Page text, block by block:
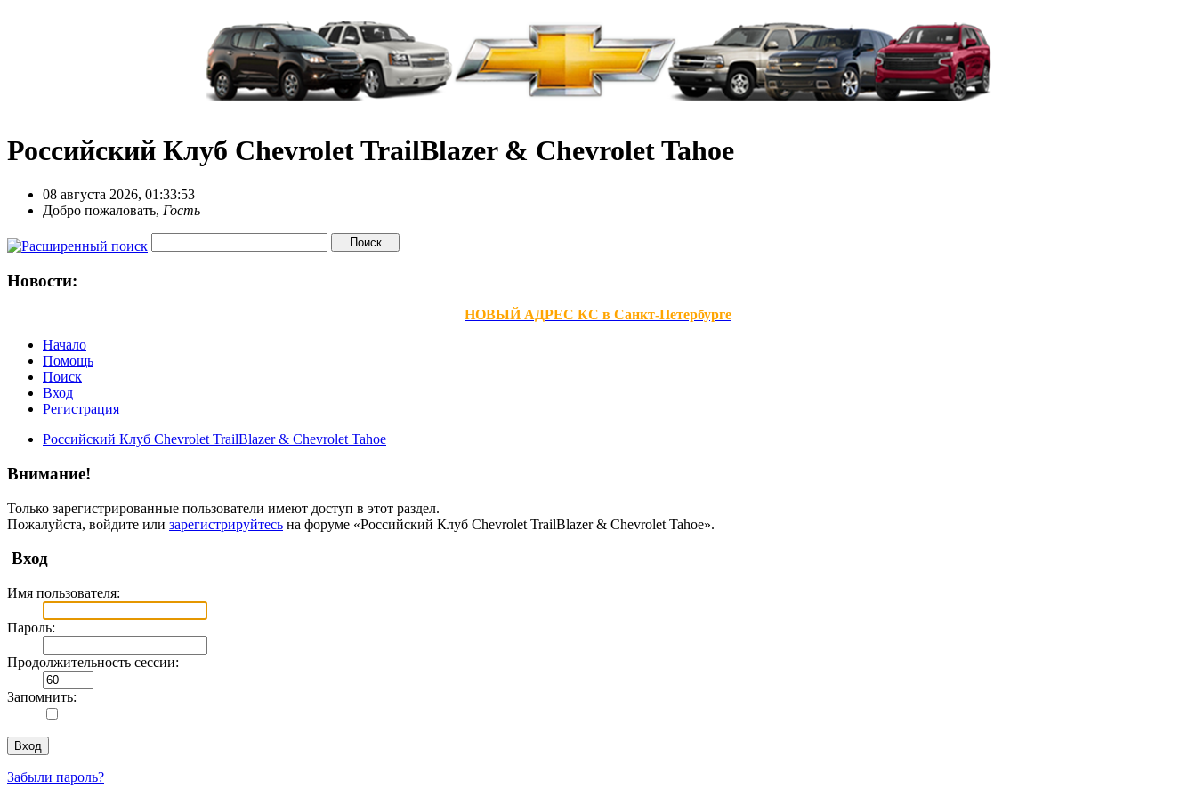
Российский Клуб Chevrolet TrailBlazer & Chevrolet Tahoe
08 августа 2026, 01:33:53
Добро пожаловать, Гость
Новости:
НОВЫЙ АДРЕС КС в Санкт-Петербурге
Начало
Помощь
Поиск
Вход
Регистрация
Российский Клуб Chevrolet TrailBlazer & Chevrolet Tahoe
Внимание!
Только зарегистрированные пользователи имеют доступ в этот раздел.
Пожалуйста, войдите или зарегистрируйтесь на форуме «Российский Клуб Chevrolet TrailBlazer & Chevrolet Tahoe».
Вход
Имя пользователя:
Пароль:
Продолжительность сессии:
Запомнить:
Забыли пароль?